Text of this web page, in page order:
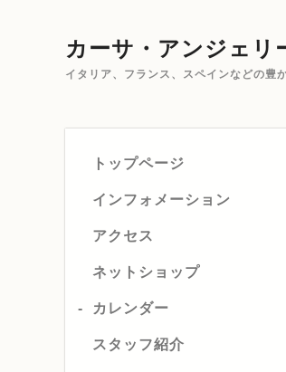
カーサ・アンジェリ
イタリア、フランス、スペインなどの豊
トップページ
インフォメーション
アクセス
ネットショップ
カレンダー
スタッフ紹介